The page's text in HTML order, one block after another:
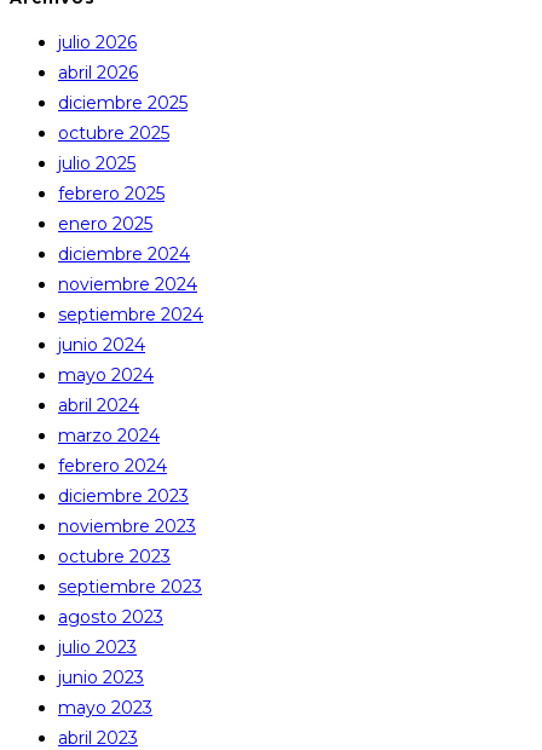
julio 2026
abril 2026
diciembre 2025
octubre 2025
julio 2025
febrero 2025
enero 2025
diciembre 2024
noviembre 2024
septiembre 2024
junio 2024
mayo 2024
abril 2024
marzo 2024
febrero 2024
diciembre 2023
noviembre 2023
octubre 2023
septiembre 2023
agosto 2023
julio 2023
junio 2023
mayo 2023
abril 2023